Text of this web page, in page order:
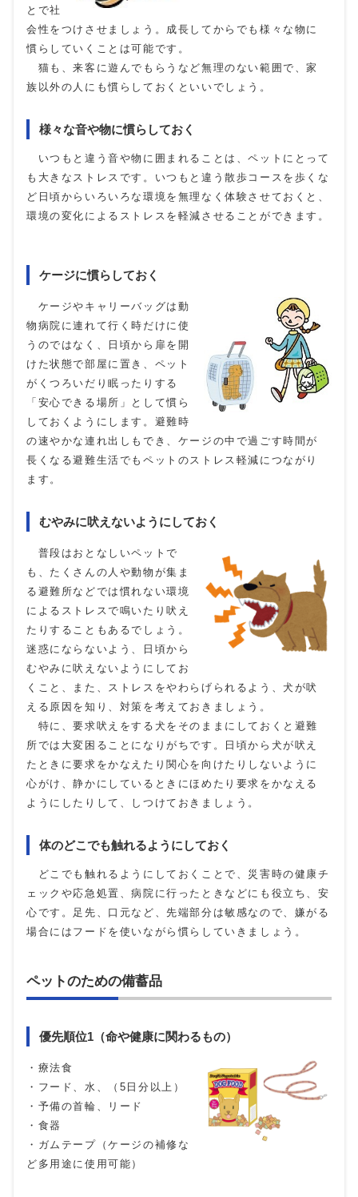
とで社
会性をつけさせましょう。成長してからでも様々な物に
慣らしていくことは可能です。
猫も、来客に遊んでもらうなど無理のない範囲で、家
族以外の人にも慣らしておくといいでしょう。
様々な音や物に慣らしておく
いつもと違う音や物に囲まれることは、ペットにとって
も大きなストレスです。いつもと違う散歩コースを歩くな
ど日頃からいろいろな環境を無理なく体験させておくと、
環境の変化によるストレスを軽減させることができます。
ケージに慣らしておく
ケージやキャリーバッグは動
物病院に連れて行く時だけに使
うのではなく、日頃から扉を開
けた状態で部屋に置き、ペット
がくつろいだり眠ったりする
「安心できる場所」として慣ら
しておくようにします。避難時
の速やかな連れ出しもでき、ケージの中で過ごす時間が
長くなる避難生活でもペットのストレス軽減につながり
ます。
むやみに吠えないようにしておく
普段はおとなしいペットで
も、たくさんの人や動物が集ま
る避難所などでは慣れない環境
によるストレスで鳴いたり吠え
たりすることもあるでしょう。
迷惑にならないよう、日頃から
むやみに吠えないようにしてお
くこと、また、ストレスをやわらげられるよう、犬が吠
える原因を知り、対策を考えておきましょう。
特に、要求吠えをする犬をそのままにしておくと避難
所では大変困ることになりがちです。日頃から犬が吠え
たときに要求をかなえたり関心を向けたりしないように
心がけ、静かにしているときにほめたり要求をかなえる
ようにしたりして、しつけておきましょう。
体のどこでも触れるようにしておく
どこでも触れるようにしておくことで、災害時の健康チ
ェックや応急処置、病院に行ったときなどにも役立ち、安
心です。足先、口元など、先端部分は敏感なので、嫌がる
場合にはフードを使いながら慣らしていきましょう。
ペットのための備蓄品
優先順位1（命や健康に関わるもの）
・療法食
・フード、水、（5日分以上）
・予備の首輪、リード
・食器
・ガムテープ（ケージの補修な
ど多用途に使用可能）